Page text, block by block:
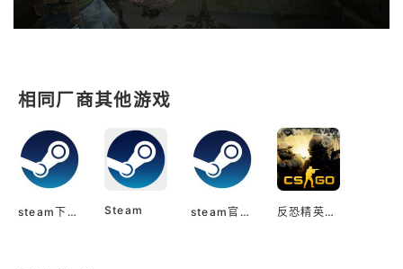
相同厂商其他游戏
steam下载手机端app Steam steam官方正版 反恐精英：全球攻势